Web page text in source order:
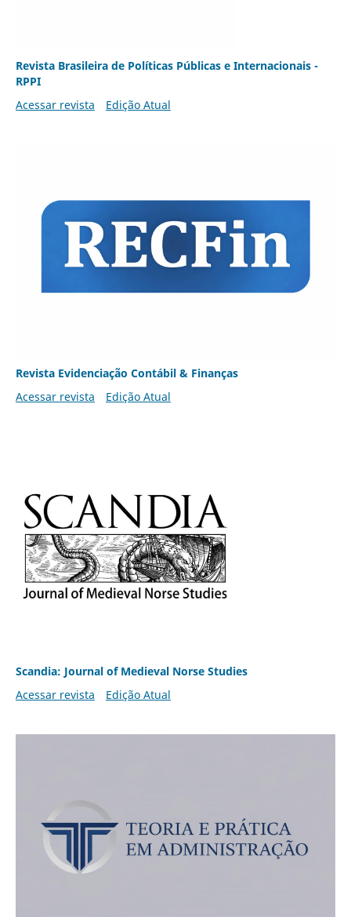
Revista Brasileira de Políticas Públicas e Internacionais -
RPPI
Acessar revista
Edição Atual
Revista Evidenciação Contábil & Finanças
Acessar revista
Edição Atual
Scandia: Journal of Medieval Norse Studies
Acessar revista
Edição Atual